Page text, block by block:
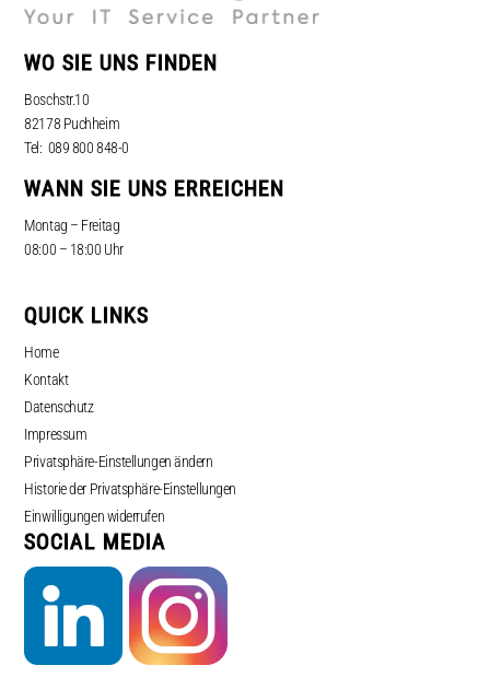
WO SIE UNS FINDEN
Boschstr.10
82178 Puchheim
Tel: 089 800 848-0
WANN SIE UNS ERREICHEN
Montag – Freitag
08:00 – 18:00 Uhr
QUICK LINKS
Home
Kontakt
Datenschutz
Impressum
Privatsphäre-Einstellungen ändern
Historie der Privatsphäre-Einstellungen
Einwilligungen widerrufen
SOCIAL MEDIA